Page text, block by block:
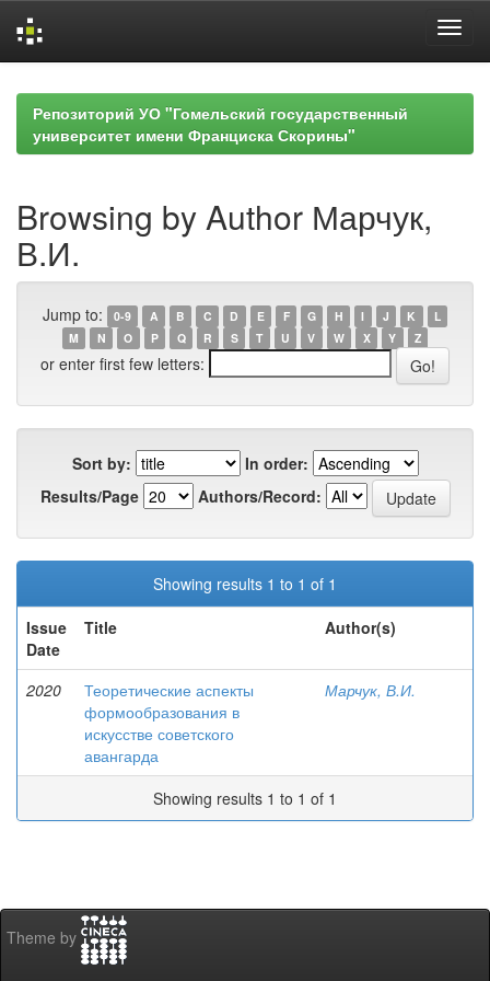
navigationРепозиторий УО "Гомельский государственный
университет имени Франциска Скорины"
Browsing by Author Марчук,
В.И.
Jump to: 0-9 A B C D E F G H I J K
L
M
N O P Q R S T U V W X Y Z
or enter first few letters:
Sort by:
In order:
Results/Page
Authors/Record:
Showing results 1 to 1 of 1
Issue
Date
Title Author(s)
2020
Теоретические аспекты
формообразования в
искусстве советского
авангарда
Марчук, В.И.
Showing results 1 to 1 of 1
Theme by